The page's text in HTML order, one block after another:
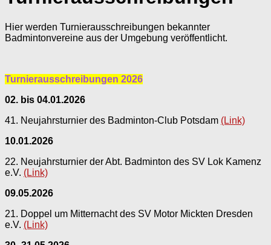
Hier werden Turnierausschreibungen bekannter
Badmintonvereine aus der Umgebung veröffentlicht.
Turnierausschreibungen 2026
02. bis 04.01.2026
41. Neujahrsturnier des Badminton-Club Potsdam (Link)
10.01.2026
22. Neujahrsturnier der Abt. Badminton des SV Lok Kamenz
e.V. (Link)
09.05.2026
21. Doppel um Mitternacht des SV Motor Mickten Dresden
e.V. (Link)